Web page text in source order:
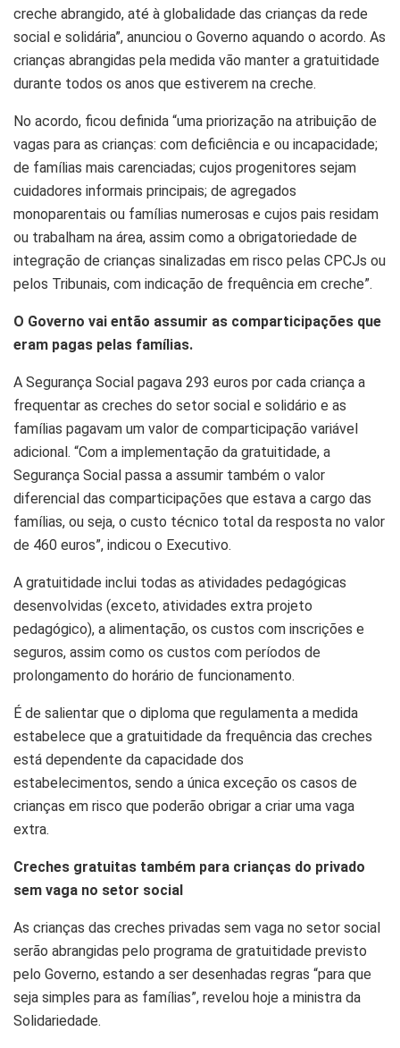
creche abrangido, até à globalidade das crianças da rede
social e solidária”, anunciou o Governo aquando o acordo. As
crianças abrangidas pela medida vão manter a gratuitidade
durante todos os anos que estiverem na creche.
No acordo, ficou definida “uma priorização na atribuição de
vagas para as crianças: com deficiência e ou incapacidade;
de famílias mais carenciadas; cujos progenitores sejam
cuidadores informais principais; de agregados
monoparentais ou famílias numerosas e cujos pais residam
ou trabalham na área, assim como a obrigatoriedade de
integração de crianças sinalizadas em risco pelas CPCJs ou
pelos Tribunais, com indicação de frequência em creche”.
O Governo vai então assumir as comparticipações que
eram pagas pelas famílias.
A Segurança Social pagava 293 euros por cada criança a
frequentar as creches do setor social e solidário e as
famílias pagavam um valor de comparticipação variável
adicional. “Com a implementação da gratuitidade, a
Segurança Social passa a assumir também o valor
diferencial das comparticipações que estava a cargo das
famílias, ou seja, o custo técnico total da resposta no valor
de 460 euros”, indicou o Executivo.
A gratuitidade inclui todas as atividades pedagógicas
desenvolvidas (exceto, atividades extra projeto
pedagógico), a alimentação, os custos com inscrições e
seguros, assim como os custos com períodos de
prolongamento do horário de funcionamento.
É de salientar que o diploma que regulamenta a medida
estabelece que a gratuitidade da frequência das creches
está dependente da capacidade dos
estabelecimentos, sendo a única exceção os casos de
crianças em risco que poderão obrigar a criar uma vaga
extra.
Creches gratuitas também para crianças do privado
sem vaga no setor social
As crianças das creches privadas sem vaga no setor social
serão abrangidas pelo programa de gratuitidade previsto
pelo Governo, estando a ser desenhadas regras “para que
seja simples para as famílias”, revelou hoje a ministra da
Solidariedade.